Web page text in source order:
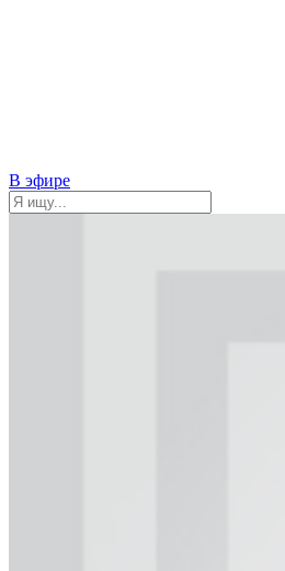
В эфире